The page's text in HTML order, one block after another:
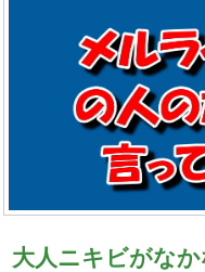
大人ニキビがな